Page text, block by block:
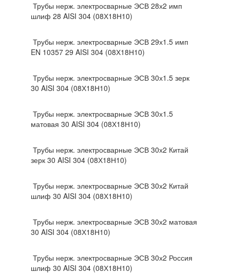
Трубы нерж. электросварные ЭСВ 28х2 имп
шлиф 28 AISI 304 (08Х18Н10)
Трубы нерж. электросварные ЭСВ 29х1.5 имп
EN 10357 29 AISI 304 (08Х18Н10)
Трубы нерж. электросварные ЭСВ 30х1.5 зерк
30 AISI 304 (08Х18Н10)
Трубы нерж. электросварные ЭСВ 30х1.5
матовая 30 AISI 304 (08Х18Н10)
Трубы нерж. электросварные ЭСВ 30х2 Китай
зерк 30 AISI 304 (08Х18Н10)
Трубы нерж. электросварные ЭСВ 30х2 Китай
шлиф 30 AISI 304 (08Х18Н10)
Трубы нерж. электросварные ЭСВ 30х2 матовая
30 AISI 304 (08Х18Н10)
Трубы нерж. электросварные ЭСВ 30х2 Россия
шлиф 30 AISI 304 (08Х18Н10)